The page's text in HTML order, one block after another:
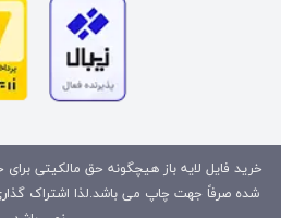
خرید فایل لایه باز هیچگونه حق مالکیتی برای
شده صرفاً جهت چاپ می باشد.لذا اشتراک